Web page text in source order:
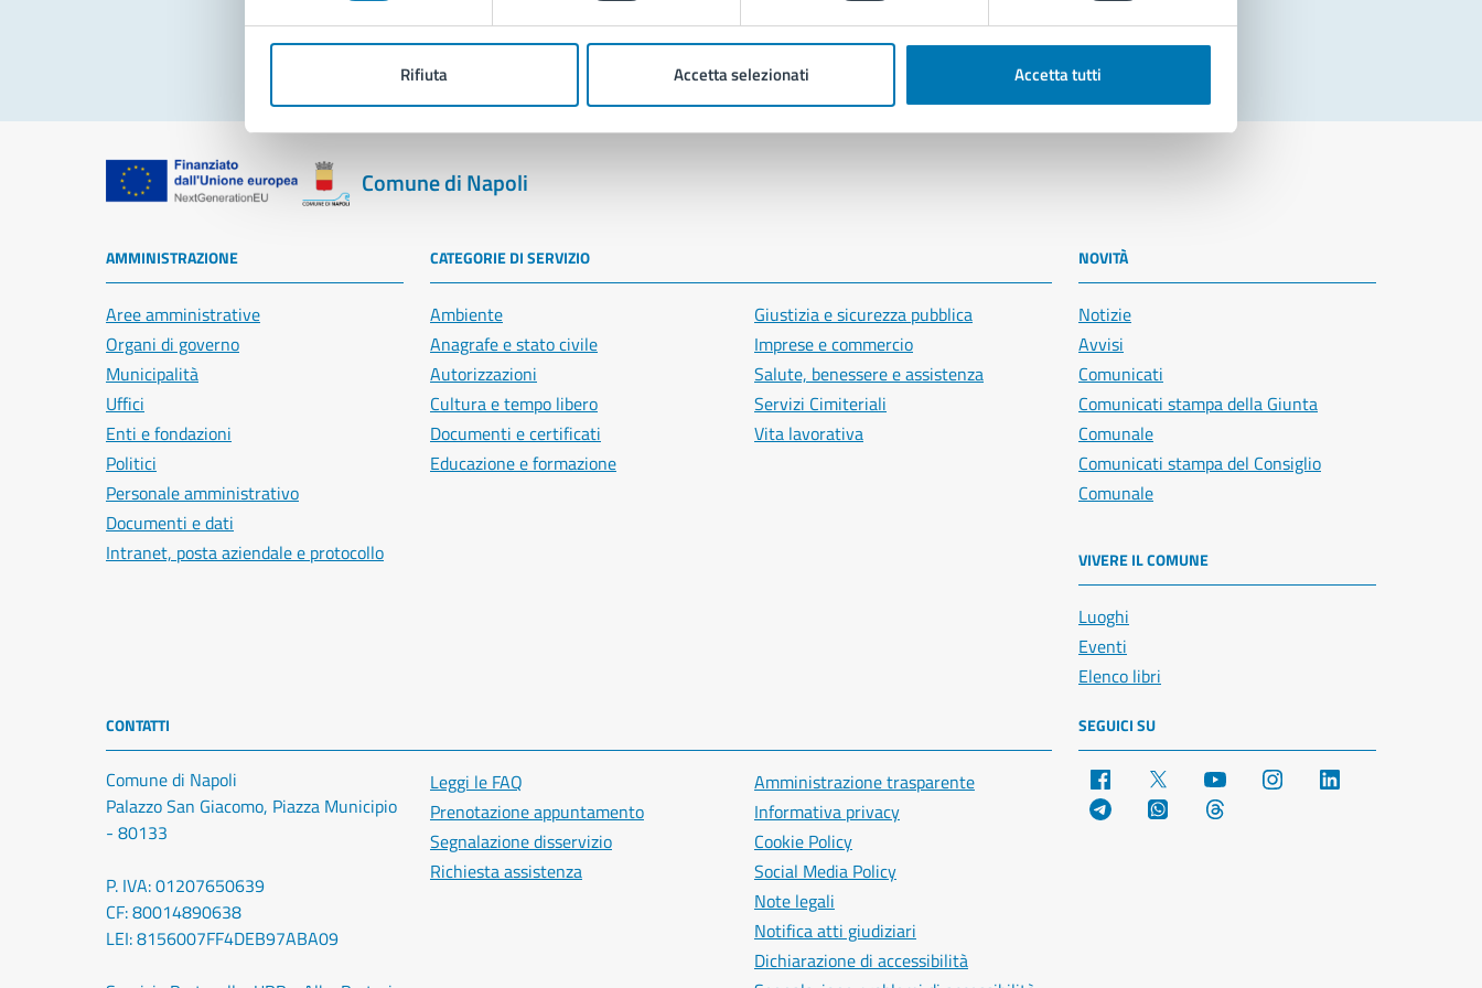
Rifiuta Accetta selezionati Accetta tutti
Segnala disservizio
Comune di Napoli
AMMINISTRAZIONE
Aree amministrative
Organi di governo
Municipalità
Uffici
Enti e fondazioni
Politici
Personale amministrativo
Documenti e dati
Intranet, posta aziendale e protocollo
CATEGORIE DI SERVIZIO
Ambiente
Anagrafe e stato civile
Autorizzazioni
Cultura e tempo libero
Documenti e certificati
Educazione e formazione
Giustizia e sicurezza pubblica
Imprese e commercio
Salute, benessere e assistenza
Servizi Cimiteriali
Vita lavorativa
NOVITÀ
Notizie
Avvisi
Comunicati
Comunicati stampa della Giunta
Comunale
Comunicati stampa del Consiglio
Comunale
VIVERE IL COMUNE
Luoghi
Eventi
Elenco libri
CONTATTI
Comune di Napoli
Palazzo San Giacomo, Piazza Municipio
- 80133
P. IVA: 01207650639
CF: 80014890638
LEI: 8156007FF4DEB97ABA09
Leggi le FAQ
Prenotazione appuntamento
Segnalazione disservizio
Richiesta assistenza
Amministrazione trasparente
Informativa privacy
Cookie Policy
Social Media Policy
Note legali
Notifica atti giudiziari
Dichiarazione di accessibilità
SEGUICI SU
Facebook YouTube Instagram
Telegram WhatsApp